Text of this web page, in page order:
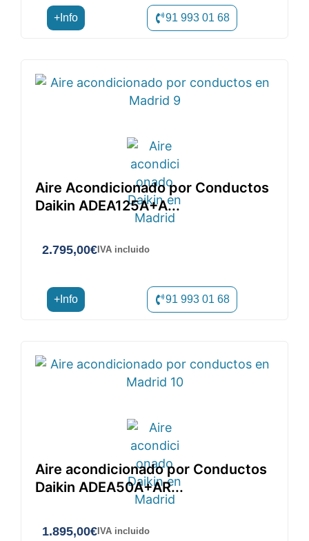
+Info 91 993 01 68
Aire Acondicionado por Conductos
Daikin ADEA125A+A...
2.795,00€ IVA incluido
+Info 91 993 01 68
Aire acondicionado por Conductos
Daikin ADEA50A+AR...
1.895,00€ IVA incluido